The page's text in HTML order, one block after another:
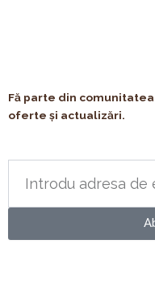
Fă parte din
oferte și actualizări.